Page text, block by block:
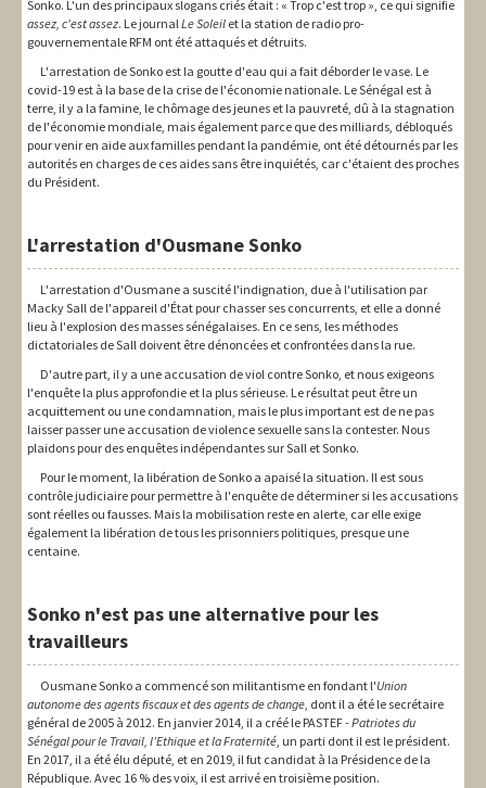
Sonko. L'un des principaux slogans criés était : « Trop c'est trop », ce qui signifie
assez, c'est assez. Le journalLe Soleil et la station de radio pro-
gouvernementale RFM ont été attaqués et détruits.
L'arrestation de Sonko est la goutte d'eau qui a fait déborder le vase. Le
covid-19 est à la base de la crise de l'économie nationale. Le Sénégal est à
terre, il y a la famine, le chômage des jeunes et la pauvreté, dû à la stagnation
de l'économie mondiale, mais également parce que des milliards, débloqués
pour venir en aide aux familles pendant la pandémie, ont été détournés par les
autorités en charges de ces aides sans être inquiétés, car c'étaient des proches
du Président.
L'arrestation d'Ousmane Sonko
L'arrestation d'Ousmane a suscité l'indignation, due à l'utilisation par
Macky Sall de l'appareil d'État pour chasser ses concurrents, et elle a donné
lieu à l'explosion des masses sénégalaises. En ce sens, les méthodes
dictatoriales de Sall doivent être dénoncées et confrontées dans la rue.
D'autre part, il y a une accusation de viol contre Sonko, et nous exigeons
l'enquête la plus approfondie et la plus sérieuse. Le résultat peut être un
acquittement ou une condamnation, mais le plus important est de ne pas
laisser passer une accusation de violence sexuelle sans la contester. Nous
plaidons pour des enquêtes indépendantes sur Sall et Sonko.
Pour le moment, la libération de Sonko a apaisé la situation. Il est sous
contrôle judiciaire pour permettre à l'enquête de déterminer si les accusations
sont réelles ou fausses. Mais la mobilisation reste en alerte, car elle exige
également la libération de tous les prisonniers politiques, presque une
centaine.
Sonko n'est pas une alternative pour les
travailleurs
Ousmane Sonko a commencé son militantisme en fondant l'Union
autonome des agents fiscaux et des agents de change, dont il a été le secrétaire
général de 2005 à 2012. En janvier 2014, il a créé le PASTEF -Patriotes du
Sénégal pour le Travail, l’Ethique et la Fraternité, un parti dont il est le président.
En 2017, il a été élu député, et en 2019, il fut candidat à la Présidence de la
République. Avec 16 % des voix, il est arrivé en troisième position.